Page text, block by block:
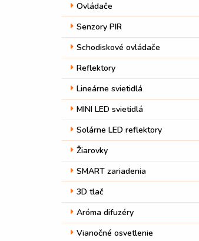
Ovládače
Senzory PIR
Schodiskové ovládače
Reflektory
Lineárne svietidlá
MINI LED svietidlá
Solárne LED reflektory
Žiarovky
SMART zariadenia
3D tlač
Aróma difuzéry
Vianočné osvetlenie